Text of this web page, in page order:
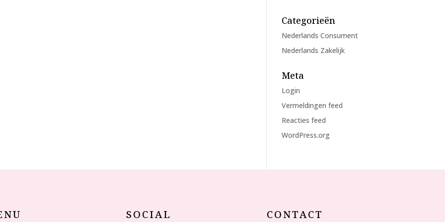
Categorieën
Nederlands Consument
Nederlands Zakelijk
Meta
Login
Vermeldingen feed
Reacties feed
WordPress.org
SOCIAL CONTACT